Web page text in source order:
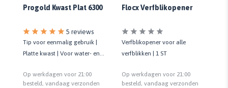
Progold Kwast Plat 6300
5 reviews
Tip voor eenmalig gebruik |
Platte kwast | Voor water- en
beits
Op werkdagen voor 21:00
besteld, vandaag verzonden
Flocx Verfblikopener
Verfblikopener voor alle
verfblikken | 1 ST
Op werkdagen voor 21:00
besteld, vandaag verzonden